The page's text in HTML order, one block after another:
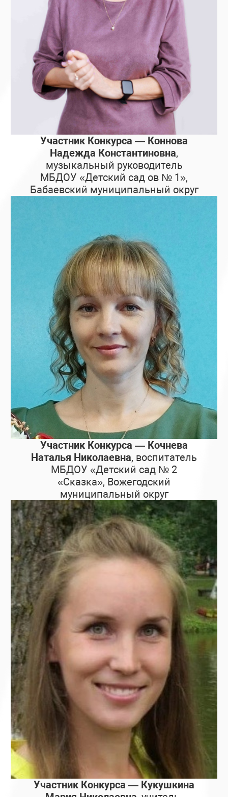
Участник Конкурса — Коннова
Надежда Константиновна,
музыкальный руководитель
МБДОУ «Детский сад ов № 1»,
Бабаевский муниципальный округ
Участник Конкурса — Кочнева
Наталья Николаевна, воспитатель
МБДОУ «Детский сад № 2
«Сказка», Вожегодский
муниципальный округ
Участник Конкурса — Кукушкина